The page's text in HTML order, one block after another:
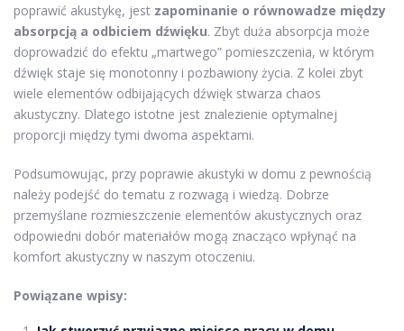
poprawić akustykę, jest zapominanie o równowadze między
absorpcją a odbiciem dźwięku. Zbyt duża absorpcja może
doprowadzić do efektu „martwego” pomieszczenia, w którym
dźwięk staje się monotonny i pozbawiony życia. Z kolei zbyt
wiele elementów odbijających dźwięk stwarza chaos
akustyczny. Dlatego istotne jest znalezienie optymalnej
proporcji między tymi dwoma aspektami.
Podsumowując, przy poprawie akustyki w domu z pewnością
należy podejść do tematu z rozwagą i wiedzą. Dobrze
przemyślane rozmieszczenie elementów akustycznych oraz
odpowiedni dobór materiałów mogą znacząco wpłynąć na
komfort akustyczny w naszym otoczeniu.
Powiązane wpisy: